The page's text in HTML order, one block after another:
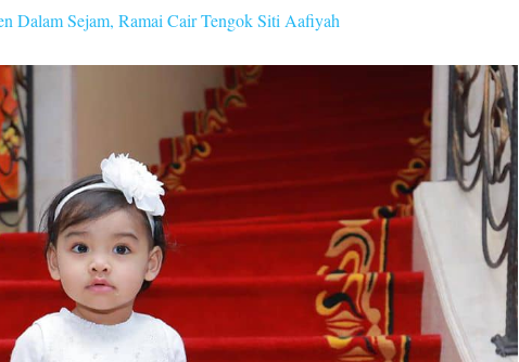
Dalam Sejam, Ramai Cair Tengok Siti Aafiyah